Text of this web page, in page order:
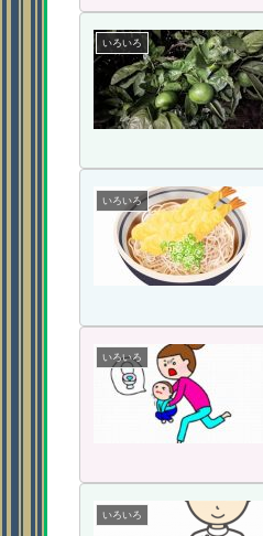
いろいろ
いろいろ
いろいろ
いろいろ